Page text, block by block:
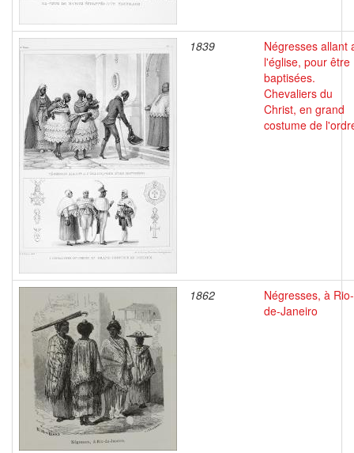
1839
Négresses allant
l'église, pour être
baptisées.
Chevaliers du
Christ, en grand
costume de
1862
Négresses, à Rio-
de-Janeiro